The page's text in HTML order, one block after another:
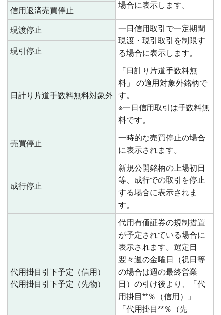
場合に表示します。
信用返済売買停止
現渡停止
一日信用取引で一定期間
現渡・現引取引を制限す
る場合に表示します。
現引停止
日計り片道手数料無料対象外
「日計り片道手数料無
料」 の適用対象外銘柄で
す。
※一日信用取引は手数料無
料です。
売買停止
一時的な売買停止の場合
に表示されます。
成行停止
新規公開銘柄の上場初日
等、成行での取引を停止
する場合に表示されま
す。
代用掛目引下予定（信用）
代用掛目引下予定（先物）
代用有価証券の規制措置
が予定されている場合に
表示されます。選定日
翌々週の金曜日（祝日等
の場合は週の最終営業
日）の引け後より、「代
用掛目**％（信用）」
「代用掛目**％（先